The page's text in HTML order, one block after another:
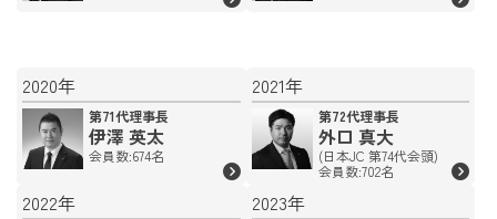
2020年
第71代理事長
伊澤 英太
会員数:674名
2021年
第72代理事長
外口 真大
(日本JC 第74代会頭)
会員数:702名
2022年 2023年